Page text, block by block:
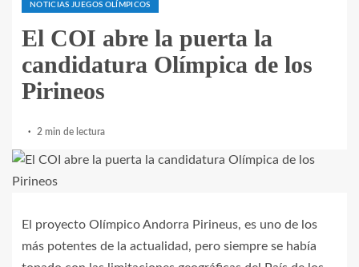
NOTICIAS JUEGOS OLÍMPICOS
El COI abre la puerta la
candidatura Olímpica de los
Pirineos
2 min de lectura
El proyecto Olímpico Andorra Pirineus, es uno de los
más potentes de la actualidad, pero siempre se había